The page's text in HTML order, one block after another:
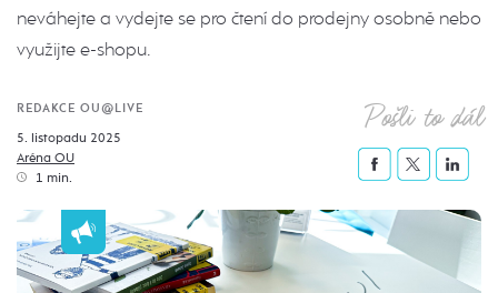
neváhejte a vydejte se pro čtení do prodejny osobně nebo
využijte e-shopu.
REDAKCE OU@LIVE
5. listopadu 2025
Aréna OU
1 min.
Pošli to dál